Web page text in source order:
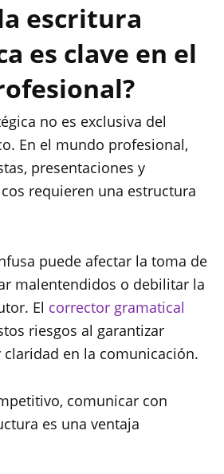
escritura
es clave en el
no es exclusiva del
En el mundo profesional,
presentaciones y
requieren una estructura
puede afectar la toma de
malentendidos o debilitar la
El corrector gramatical
riesgos al garantizar
en la comunicación.
comunicar con
es una ventaja